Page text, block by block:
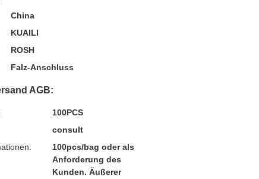
China
KUAILI
ROSH
Falz-Anschluss
AGB:
100PCS
consult
100pcs/bag oder als
Anforderung des
Kunden. Äußerer